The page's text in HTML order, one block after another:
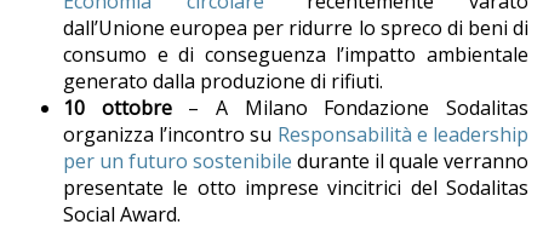
dall’Unione europea per ridurre lo spreco di beni di
consumo e di conseguenza l’impatto ambientale
generato dalla produzione di rifiuti.
10 ottobre– A Milano Fondazione Sodalitas
organizza l’incontro su Responsabilità e leadership
per un futuro sostenibile durante il quale verranno
presentate le otto imprese vincitrici del Sodalitas
Social Award.